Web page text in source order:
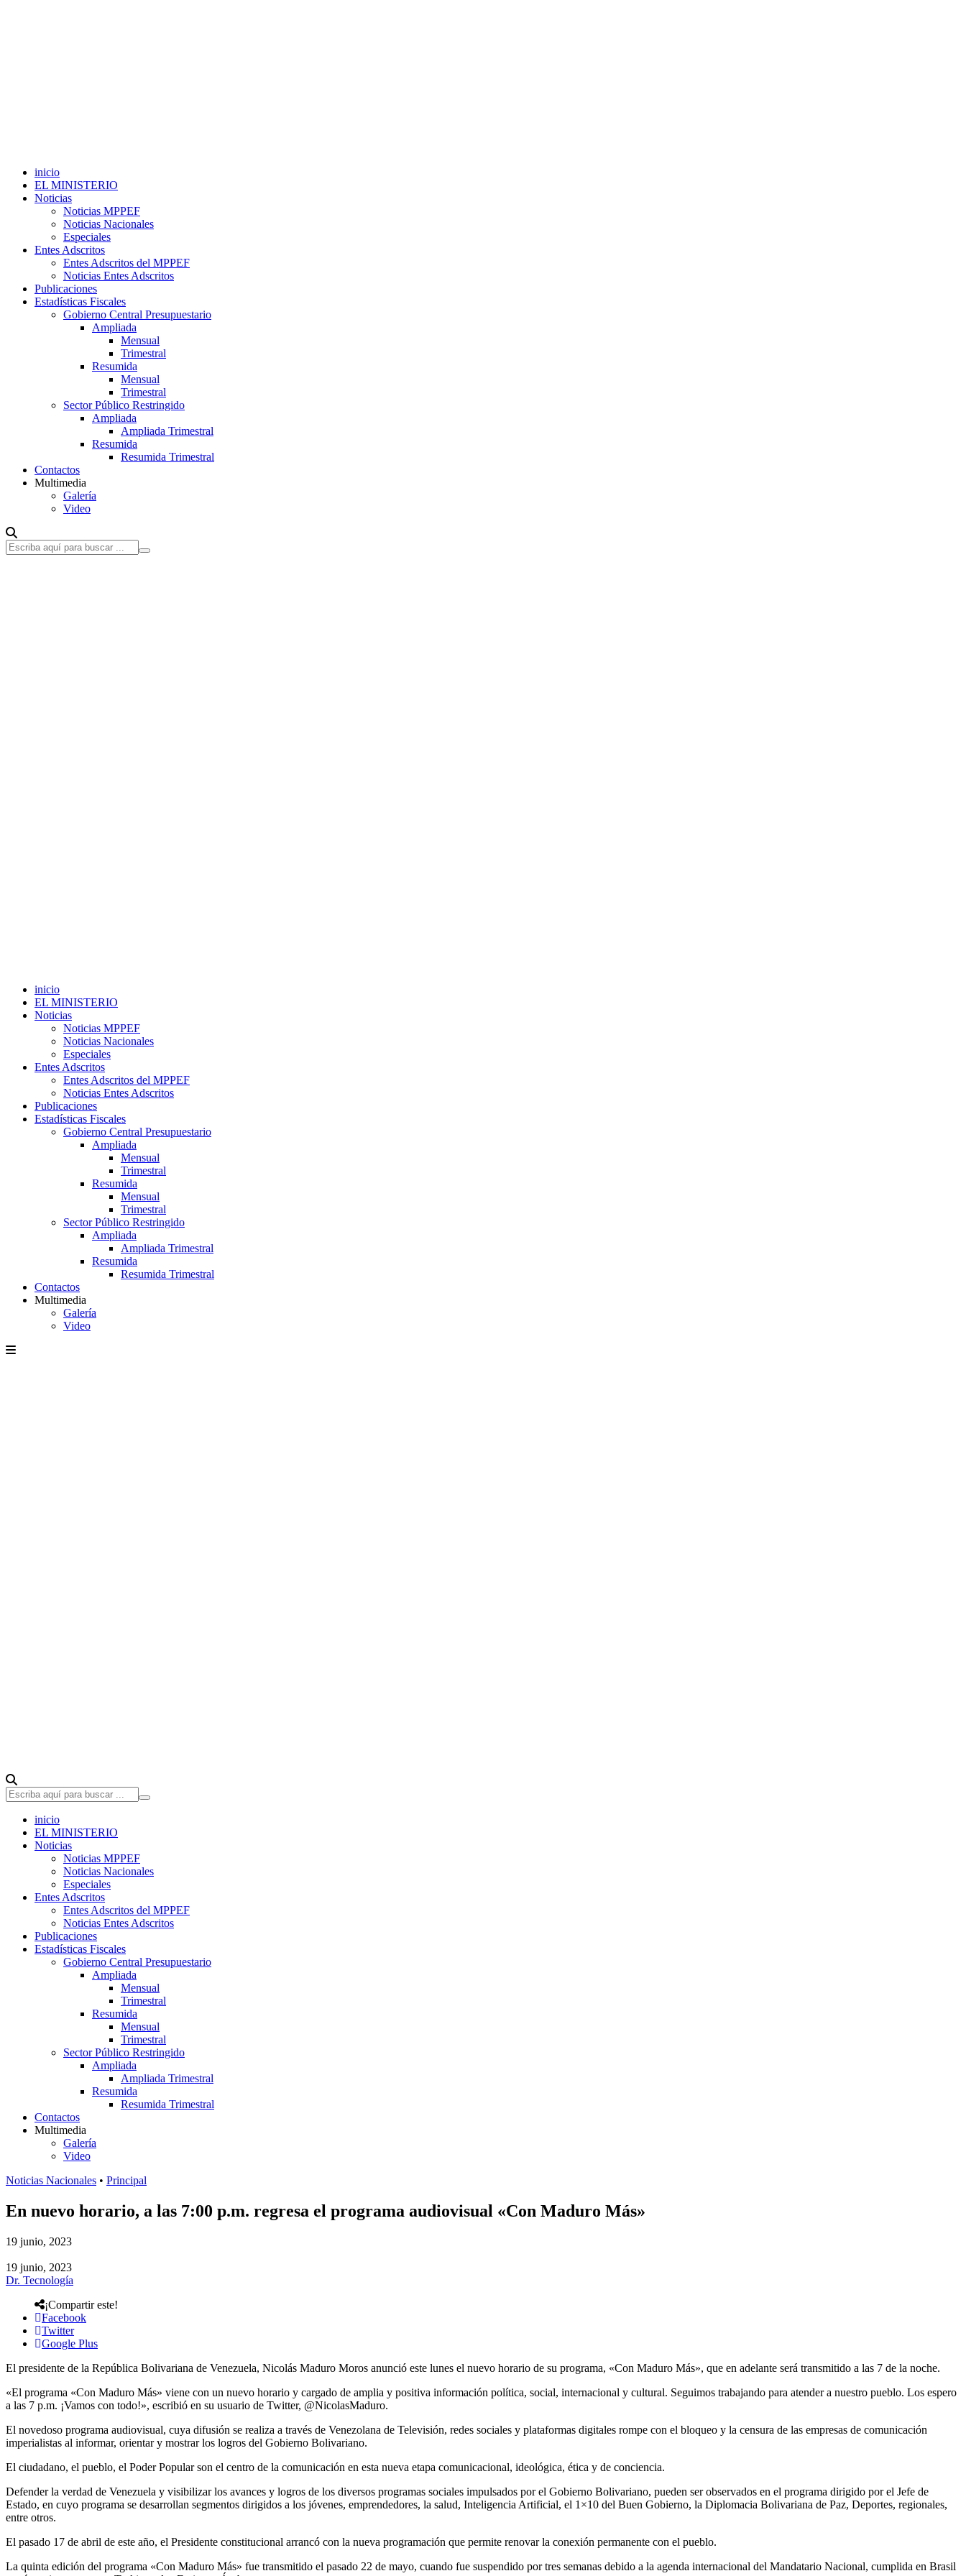
inicio
EL MINISTERIO
Noticias
Noticias MPPEF
Noticias Nacionales
Especiales
Entes Adscritos
Entes Adscritos del MPPEF
Noticias Entes Adscritos
Publicaciones
Estadísticas Fiscales
Gobierno Central Presupuestario
Ampliada
Mensual
Trimestral
Resumida
Mensual
Trimestral
Sector Público Restringido
Ampliada
Ampliada Trimestral
Resumida
Resumida Trimestral
Contactos
Multimedia
Galería
Video
inicio
EL MINISTERIO
Noticias
Noticias MPPEF
Noticias Nacionales
Especiales
Entes Adscritos
Entes Adscritos del MPPEF
Noticias Entes Adscritos
Publicaciones
Estadísticas Fiscales
Gobierno Central Presupuestario
Ampliada
Mensual
Trimestral
Resumida
Mensual
Trimestral
Sector Público Restringido
Ampliada
Ampliada Trimestral
Resumida
Resumida Trimestral
Contactos
Multimedia
Galería
Video
inicio
EL MINISTERIO
Noticias
Noticias MPPEF
Noticias Nacionales
Especiales
Entes Adscritos
Entes Adscritos del MPPEF
Noticias Entes Adscritos
Publicaciones
Estadísticas Fiscales
Gobierno Central Presupuestario
Ampliada
Mensual
Trimestral
Resumida
Mensual
Trimestral
Sector Público Restringido
Ampliada
Ampliada Trimestral
Resumida
Resumida Trimestral
Contactos
Multimedia
Galería
Video
Noticias Nacionales • Principal
En nuevo horario, a las 7:00 p.m. regresa el programa audiovisual «Con Maduro Más»
19 junio, 2023
19 junio, 2023
Dr. Tecnología
¡Compartir este!
Facebook
Twitter
Google Plus
El presidente de la República Bolivariana de Venezuela, Nicolás Maduro Moros anunció este lunes el nuevo horario de su programa, «Con Maduro Más», que en adelante será transmitido a las 7 de la noche.
«El programa «Con Maduro Más» viene con un nuevo horario y cargado de amplia y positiva información política, social, internacional y cultural. Seguimos trabajando para atender a nuestro pueblo. Los espero
a las 7 p.m. ¡Vamos con todo!», escribió en su usuario de Twitter, @NicolasMaduro.
El novedoso programa audiovisual, cuya difusión se realiza a través de Venezolana de Televisión, redes sociales y plataformas digitales rompe con el bloqueo y la censura de las empresas de comunicación
imperialistas al informar, orientar y mostrar los logros del Gobierno Bolivariano.
El ciudadano, el pueblo, el Poder Popular son el centro de la comunicación en esta nueva etapa comunicacional, ideológica, ética y de conciencia.
Defender la verdad de Venezuela y visibilizar los avances y logros de los diversos programas sociales impulsados por el Gobierno Bolivariano, pueden ser observados en el programa dirigido por el Jefe de
Estado, en cuyo programa se desarrollan segmentos dirigidos a los jóvenes, emprendedores, la salud, Inteligencia Artificial, el 1×10 del Buen Gobierno, la Diplomacia Bolivariana de Paz, Deportes, regionales,
entre otros.
El pasado 17 de abril de este año, el Presidente constitucional arrancó con la nueva programación que permite renovar la conexión permanente con el pueblo.
La quinta edición del programa «Con Maduro Más» fue transmitido el pasado 22 de mayo, cuando fue suspendido por tres semanas debido a la agenda internacional del Mandatario Nacional, cumplida en Brasil